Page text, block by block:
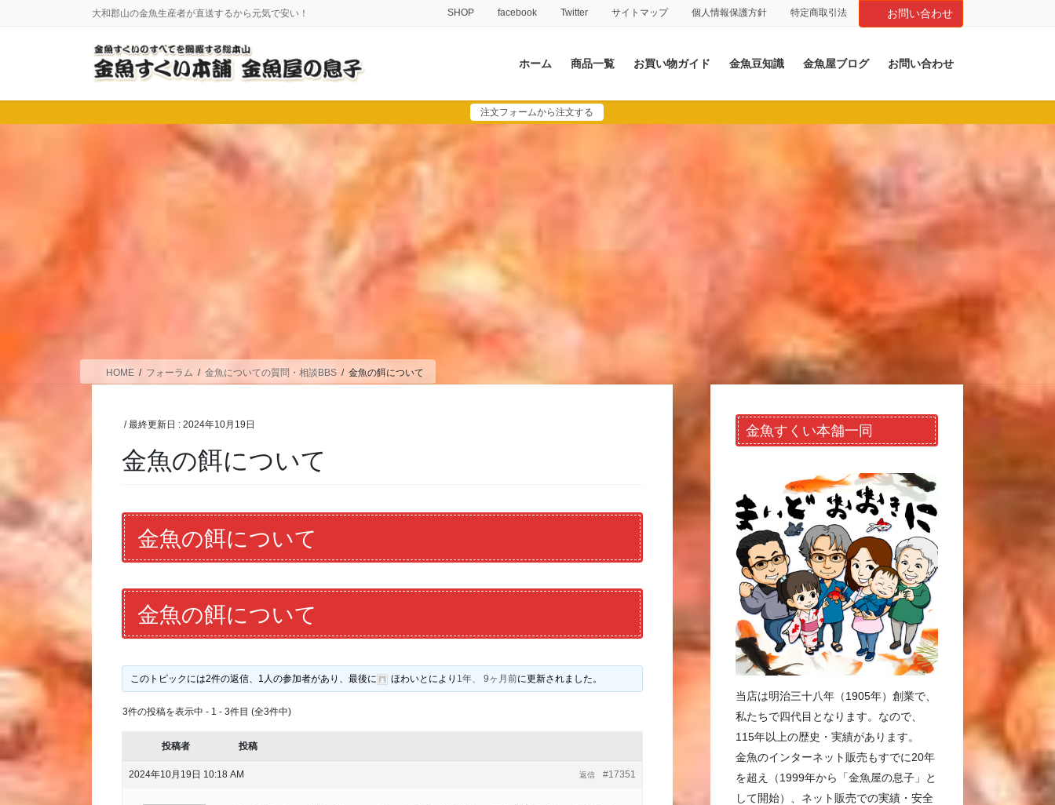
に
移
ョ
ン
大和郡山の金魚生産者が直送するから元気で安い！ SHOP facebook Twitter サイトマップ 個人情報保護方針 特定商取引法 お問い合わせ
ホーム 商品一覧 お買い物ガイド 金魚豆知識 金魚屋ブログ お問い合わせ
注文フォームから注文する
HOME フォーラム 金魚についての質問・相談BBS 金魚の餌について
/ 最終更新日 :2024年10月19日
金魚の餌について
金魚の餌について
金魚の餌について
このトピックには2件の返信、1人の参加者があり、最後に ほわいと により 1年、 9ヶ月前に更新されました。
3件の投稿を表示中 - 1 - 3件目 (全3件中)
投稿者 投稿
2024年10月19日 10:18 AM #17351
返信
金魚すくい本舗一同
当店は明治三十八年（1905年）創業で、
私たちで四代目となります。なので、
115年以上の歴史・実績があります。
金魚のインターネット販売もすでに20年
を超え（1999年から「金魚屋の息子」と
して開始）、ネット販売での実績・安全